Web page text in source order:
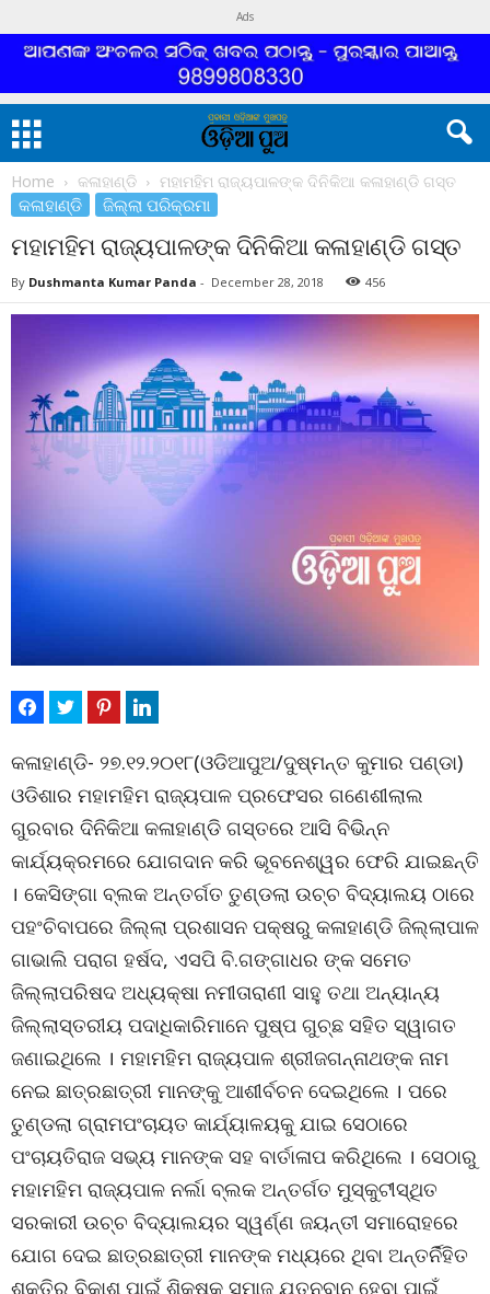
Ads
Home କଳାହାଣ୍ଡି ମହାମହିମ ରାଜ୍ୟପାଳଙ୍କ ଦିନିକିଆ କଳାହାଣ୍ଡି ଗସ୍ତ
କଳାହାଣ୍ଡି ଜିଲ୍ଲା ପରିକ୍ରମା
ମହାମହିମ ରାଜ୍ୟପାଳଙ୍କ ଦିନିକିଆ କଳାହାଣ୍ଡି ଗସ୍ତ
By Dushmanta Kumar Panda - December 28, 2018 456
କଳାହାଣ୍ଡି- ୨୭.୧୨.୨୦୧୮(ଓଡିଆପୁଅ/ଦୁଷ୍ମନ୍ତ କୁମାର ପଣ୍ଡା)
ଓଡିଶାର ମହାମହିମ ରାଜ୍ୟପାଳ ପ୍ରଫେସର ଗଣେଶୀଲାଲ
ଗୁରବାର ଦିନିକିଆ କଳାହାଣ୍ଡି ଗସ୍ତରେ ଆସି ବିଭିନ୍ନ
କାର୍ଯ୍ୟକ୍ରମରେ ଯୋଗଦାନ କରି ଭୂବନେଶ୍ୱର ଫେରି ଯାଇଛନ୍ତି
। କେସିଙ୍ଗା ବ୍ଲକ ଅନ୍ତର୍ଗତ ତୁଣ୍ଡଲା ଉଚ୍ଚ ବିଦ୍ୟାଲୟ ଠାରେ
ପହଂଚିବାପରେ ଜିଲ୍ଲା ପ୍ରଶାସନ ପକ୍ଷରୁ କଳାହାଣ୍ଡି ଜିଲ୍ଲାପାଳ
ଗାଭାଲି ପରାଗ ହର୍ଷଦ, ଏସପି ବି.ଗଙ୍ଗାଧର ଙ୍କ ସମେତ
ଜିଲ୍ଲାପରିଷଦ ଅଧ୍ୟକ୍ଷା ନମୀତାରାଣୀ ସାହୁ ତଥା ଅନ୍ୟାନ୍ୟ
ଜିଲ୍ଲାସ୍ତରୀୟ ପଦାଧିକାରିମାନେ ପୁଷ୍ପ ଗୁଚ୍ଛ ସହିତ ସ୍ୱାଗତ
ଜଣାଇଥିଲେ । ମହାମହିମ ରାଜ୍ୟପାଳ ଶ୍ରୀଜଗନ୍ନାଥଙ୍କ ନାମ
ନେଇ ଛାତ୍ରଛାତ୍ରୀ ମାନଙ୍କୁ ଆଶୀର୍ବଚନ ଦେଇଥିଲେ । ପରେ
ତୁଣ୍ଡଲା ଗ୍ରାମପଂଚାୟତ କାର୍ଯ୍ୟାଳୟକୁ ଯାଇ ସେଠାରେ
ପଂଚାୟତିରାଜ ସଭ୍ୟ ମାନଙ୍କ ସହ ବାର୍ତାଳାପ କରିଥିଲେ । ସେଠାରୁ
ମହାମହିମ ରାଜ୍ୟପାଳ ନର୍ଲା ବ୍ଲକ ଅନ୍ତର୍ଗତ ମୁସ୍କୁଟୀସ୍ଥିତ
ସରକାରୀ ଉଚ୍ଚ ବିଦ୍ୟାଲୟର ସ୍ୱର୍ଣ୍ଣ ଜୟନ୍ତୀ ସମାରୋହରେ
ଯୋଗ ଦେଇ ଛାତ୍ରଛାତ୍ରୀ ମାନଙ୍କ ମଧ୍ୟରେ ଥିବା ଅନ୍ତର୍ନିହିତ
ଶକ୍ତିର ବିକାଶ ପାଇଁ ଶିକ୍ଷକ ସମାଜ ଯତ୍ନବାନ ହେବା ପାଇଁ